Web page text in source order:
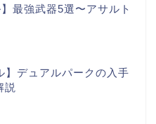
】最強武器5選〜アサルト
】デュアルパークの入手
説